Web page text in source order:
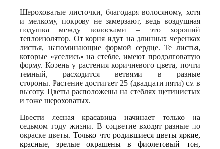
Шероховатые листочки, благодаря волосяному, хотя
и мелкому, покрову не замерзают, ведь воздушная
подушка между волосками – это хороший
теплоизолятор. От корня идут на длинных черенках
листья, напоминающие формой сердце.Те листья,
которые «уселись» на стебле, имеют продолговатую
форму. Корень у растения коричневого цвета, почти
темный, расходится ветвями в разные
стороны. Растение достигает 25 (двадцати пяти) см в
высоту. Цветы расположены на стеблях щетинистых
и тоже шероховатых.
Цвести лесная красавица начинает только на
седьмом году жизни. В соцветие входят разные по
окраске цветы.Только что родившиеся цветы яркие,
красные, зрелые окрашены в фиолетовый тон,